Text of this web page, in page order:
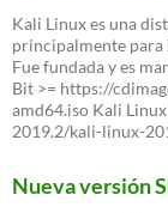
Kali Linux es una
principalmente para
Fue fundada y es
Bit >= https://
amd64.iso Kali
2019.2/kali-linux-
Nueva versión